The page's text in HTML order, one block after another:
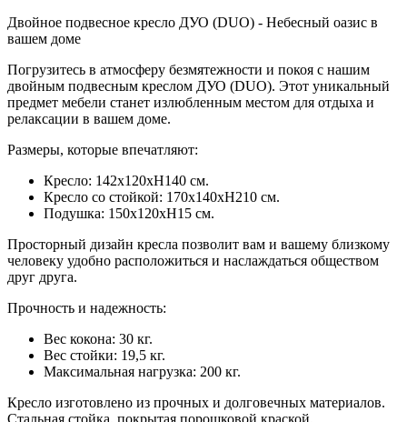
Двойное подвесное кресло ДУО (DUO) - Небесный оазис в
вашем доме
Погрузитесь в атмосферу безмятежности и покоя с нашим
двойным подвесным креслом ДУО (DUO). Этот уникальный
предмет мебели станет излюбленным местом для отдыха и
релаксации в вашем доме.
Размеры, которые впечатляют:
Кресло: 142х120хН140 см.
Кресло со стойкой: 170х140хН210 см.
Подушка: 150х120хН15 см.
Просторный дизайн кресла позволит вам и вашему близкому
человеку удобно расположиться и наслаждаться обществом
друг друга.
Прочность и надежность:
Вес кокона: 30 кг.
Вес стойки: 19,5 кг.
Максимальная нагрузка: 200 кг.
Кресло изготовлено из прочных и долговечных материалов.
Стальная стойка, покрытая порошковой краской,